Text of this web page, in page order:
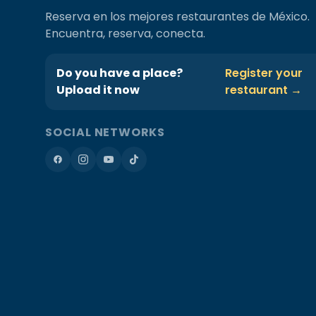
Reserva en los mejores restaurantes de México.
Encuentra, reserva, conecta.
Do you have a place?
Upload it now
Register your
restaurant →
SOCIAL NETWORKS